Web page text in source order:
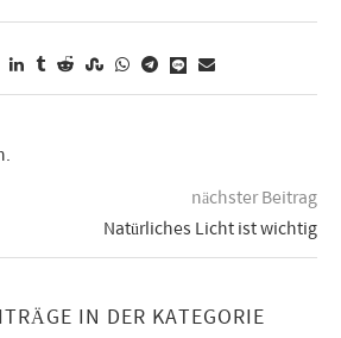
nächster Beitrag
Natürliches Licht ist wichtig
IN DER KATEGORIE